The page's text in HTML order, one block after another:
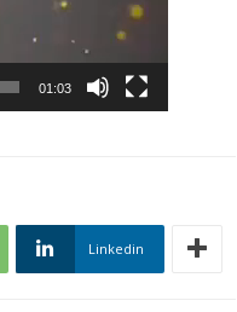
01:03
Linkedin